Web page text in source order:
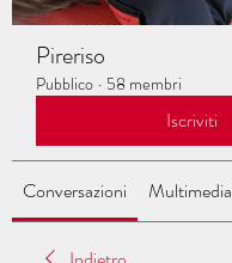
Pireriso
Pubblico · 58 membri
Iscriviti
Conversazioni Multimedia